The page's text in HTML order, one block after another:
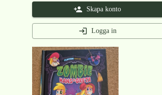
Skapa konto
Logga in